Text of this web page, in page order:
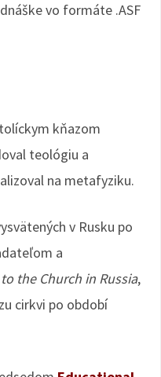
vo formáte .ASF
kňazom
teológiu a
na metafyziku.
v Rusku po
a
the Church in Russia,
cirkvi po období